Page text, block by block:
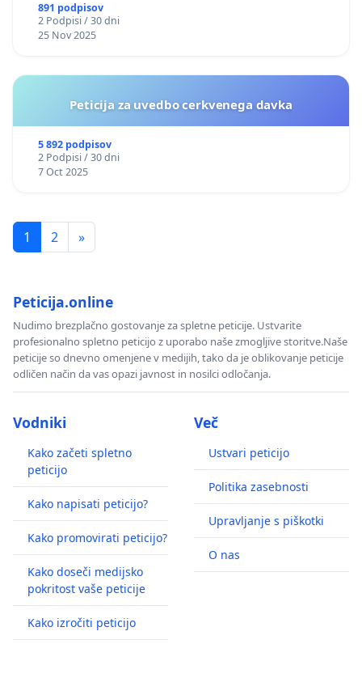
891 podpisov
2 Podpisi / 30 dni
25 Nov 2025
Peticija za uvedbo cerkvenega davka
5 892 podpisov
2 Podpisi / 30 dni
7 Oct 2025
1 2 »
Peticija.online
Nudimo brezplačno gostovanje za spletne peticije. Ustvarite
profesionalno spletno peticijo z uporabo naše zmogljive storitve.Naše
peticije so dnevno omenjene v medijih, tako da je oblikovanje peticije
odličen način da vas opazi javnost in nosilci odločanja.
Vodniki
Kako začeti spletno
peticijo
Kako napisati peticijo?
Kako promovirati peticijo?
Kako doseči medijsko
pokritost vaše peticije
Kako izročiti peticijo
Več
Ustvari peticijo
Politika zasebnosti
Upravljanje s piškotki
O nas